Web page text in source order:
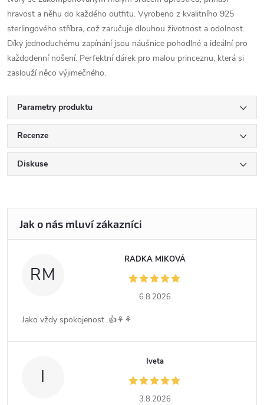
hravost a něhu do každého outfitu. Vyrobeno z kvalitního 925
sterlingového stříbra, což zaručuje dlouhou životnost a odolnost.
Díky jednoduchému zapínání jsou náušnice pohodlné a ideální pro
každodenní nošení. Perfektní dárek pro malou princeznu, která si
zaslouží něco výjimečného.
Parametry produktu
Recenze
Diskuse
RM
RADKA MIKOVÁ
6.8.2026
Jako vždy spokojenost .👍⚘️⚘️
I
Iveta
3.8.2026